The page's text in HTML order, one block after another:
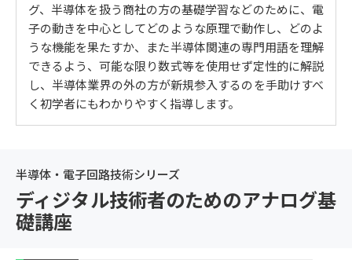
8. 半導体集積回路の働き
基本論理回路（デジタル回路）は演算する / メモリー集
積回路は記憶する
グ、半導体を扱う商社の方の基礎学習などのために、電
子の動きを中心としてどのような原理で動作し、どのよ
うな機能を果たすか、また半導体関連の専門用語を理解
できるよう、可能な限り数式等を使用せず定性的に解説
し、半導体業界の外の方が新規参入するのを手助けすべ
く初学者にもわかりやすく指導します。
半導体・電子回路技術シリーズ
ディジタル技術者のためのアナログ基
礎講座